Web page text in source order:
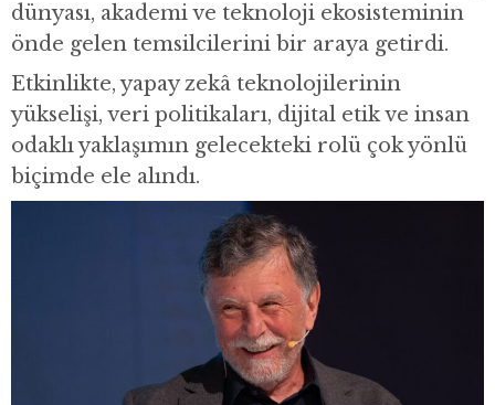
dünyası, akademi ve teknoloji ekosisteminin
önde gelen temsilcilerini bir araya getirdi.
Etkinlikte, yapay zekâ teknolojilerinin
yükselişi, veri politikaları, dijital etik ve insan
odaklı yaklaşımın gelecekteki rolü çok yönlü
biçimde ele alındı.